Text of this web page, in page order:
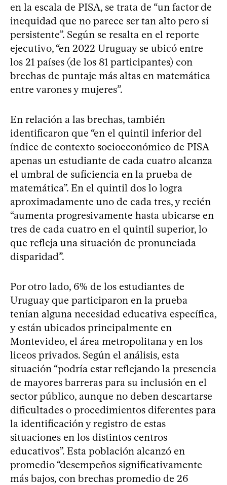
en la escala de PISA, se trata de “un factor de
inequidad que no parece ser tan alto pero sí
persistente”. Según se resalta en el reporte
ejecutivo, “en 2022 Uruguay se ubicó entre
los 21 países (de los 81 participantes) con
brechas de puntaje más altas en matemática
entre varones y mujeres”.
En relación a las brechas, también
identificaron que “en el quintil inferior del
índice de contexto socioeconómico de PISA
apenas un estudiante de cada cuatro alcanza
el umbral de suficiencia en la prueba de
matemática”. En el quintil dos lo logra
aproximadamente uno de cada tres, y recién
“aumenta progresivamente hasta ubicarse en
tres de cada cuatro en el quintil superior, lo
que refleja una situación de pronunciada
disparidad”.
Por otro lado, 6% de los estudiantes de
Uruguay que participaron en la prueba
tenían alguna necesidad educativa específica,
y están ubicados principalmente en
Montevideo, el área metropolitana y en los
liceos privados. Según el análisis, esta
situación “podría estar reflejando la presencia
de mayores barreras para su inclusión en el
sector público, aunque no deben descartarse
dificultades o procedimientos diferentes para
la identificación y registro de estas
situaciones en los distintos centros
educativos”. Esta población alcanzó en
promedio “desempeños significativamente
más bajos, con brechas promedio de 26